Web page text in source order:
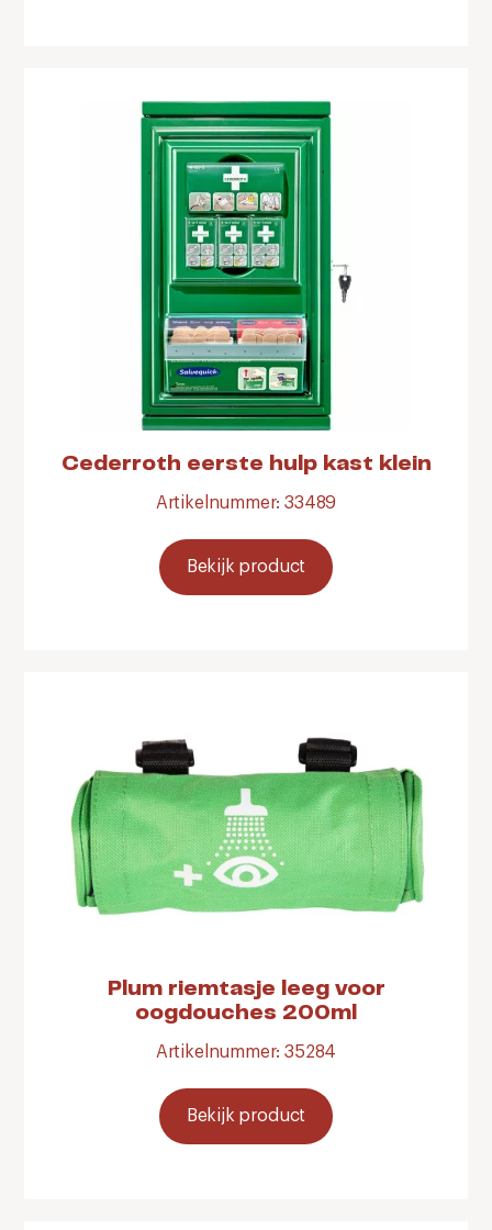
Cederroth eerste hulp kast klein
Artikelnummer: 33489
Bekijk product
Plum riemtasje leeg voor
oogdouches 200ml
Artikelnummer: 35284
Bekijk product